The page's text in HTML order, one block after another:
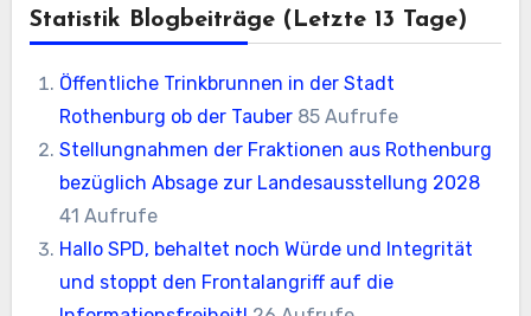
Statistik Blogbeiträge (letzte 13 Tage)
Öffentliche Trinkbrunnen in der Stadt
Rothenburg ob der Tauber 85 Aufrufe
Stellungnahmen der Fraktionen aus Rothenburg
bezüglich Absage zur Landesausstellung 2028
41 Aufrufe
Hallo SPD, behaltet noch Würde und Integrität
und stoppt den Frontalangriff auf die